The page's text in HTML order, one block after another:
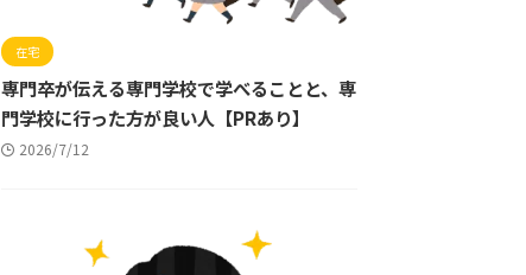
在宅
専門卒が伝える専門学校で学べることと、専
門学校に行った方が良い人【PRあり】
2026/7/12